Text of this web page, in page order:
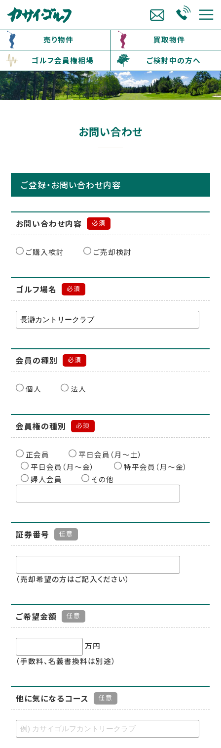
売り物件
買取物件
ゴルフ会員権相場
ご検討中の方へ
お問い合わせ
ご登録・お問い合わせ内容
お問い合わせ内容 必須
ご購入検討 ご売却検討
ゴルフ場名 必須
会員の種別 必須
個人 法人
会員権の種別 必須
正会員
平日会員（月〜土）
平日会員（月〜金）
特平会員（月〜金）
婦人会員
その他
証券番号 任意
（売却希望の方はご記入ください）
ご希望金額 任意
万円
（手数料、名義書換料は別途）
他に気になるコース 任意